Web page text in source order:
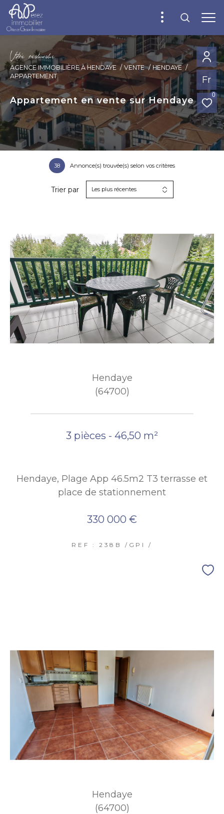
Fr
0
Vore recece
AGENCE IMMOBILIÈRE À HENDAYE VENTE
HENDAYE
APPARTEMENT
Appartement en vente sur Hendaye
38 Annonce(s) trouvée(s) selon vos critères
Trier par Les plus récentes
Hendaye
(64700)
3 pièces - 46,50 m²
Hendaye, Plage App 46.5m2 T3 terrasse et
place de stationnement
330 000 €
REF : 238B /GPI /
Hendaye
(64700)